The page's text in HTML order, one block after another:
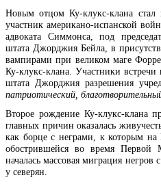
Новым отцом Ку-клукс-клана
участник американо-испанской
адвоката Симмонса, под
штата Джорджия Бейла, в
вампирами при великом маге
Ку-клукс-клана. Участники
штата Джорджия разрешения
патриотический,
Второе рождение Ку-клукс-клана
главных причин оказалась
как борце с неграми, к которым
обострившейся во время
началась массовая миграция
у северян.